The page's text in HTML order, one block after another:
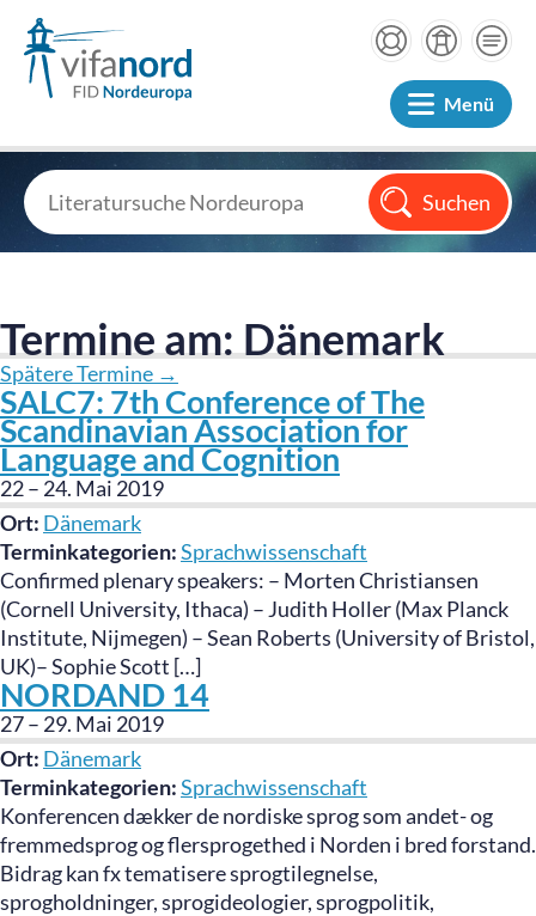
Menü
Termine am:Dänemark
Spätere Termine →
SALC7: 7th Conference of The
Scandinavian Association for
Language and Cognition
22– 24. Mai 2019
Ort: Dänemark
Terminkategorien:Sprachwissenschaft
Confirmed plenary speakers: – Morten Christiansen
(Cornell University, Ithaca) – Judith Holler (Max Planck
Institute, Nijmegen) – Sean Roberts (University of Bristol,
UK)– Sophie Scott […]
NORDAND 14
27– 29. Mai 2019
Ort: Dänemark
Terminkategorien:Sprachwissenschaft
Konferencen dækker de nordiske sprog som andet- og
fremmedsprog og flersprogethed i Norden i bred forstand.
Bidrag kan fx tematisere sprogtilegnelse,
sprogholdninger, sprogideologier, sprogpolitik,